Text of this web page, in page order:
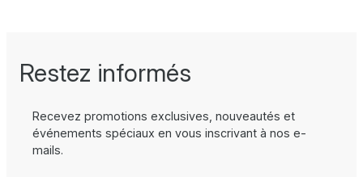
Restez informés
Recevez promotions exclusives, nouveautés et
événements spéciaux en vous inscrivant à nos e-
mails.